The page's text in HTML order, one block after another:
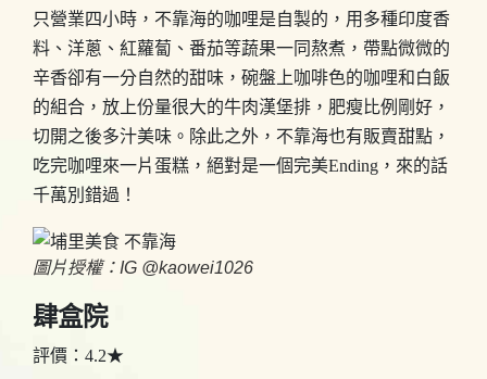
只營業四小時，不靠海的咖哩是自製的，用多種印度香
料、洋蔥、紅蘿蔔、番茄等蔬果一同熬煮，帶點微微的
辛香卻有一分自然的甜味，碗盤上咖啡色的咖哩和白飯
的組合，放上份量很大的牛肉漢堡排，肥瘦比例剛好，
切開之後多汁美味。除此之外，不靠海也有販賣甜點，
吃完咖哩來一片蛋糕，絕對是一個完美Ending，來的話
千萬別錯過！
圖片授權：IG @kaowei1026
肆盒院
評價：4.2★